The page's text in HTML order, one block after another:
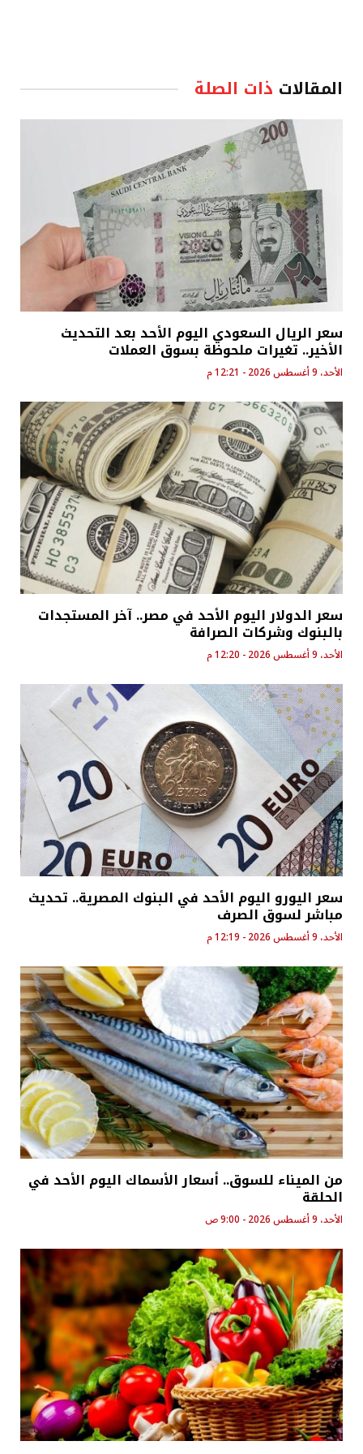
المقالات ذات الصلة
سعر الريال السعودي اليوم الأحد بعد التحديث
الأخير.. تغيرات ملحوظة بسوق العملات
الأحد، 9 أغسطس 2026 - 12:21 م
سعر الدولار اليوم الأحد في مصر.. آخر المستجدات
بالبنوك وشركات الصرافة
الأحد، 9 أغسطس 2026 - 12:20 م
سعر اليورو اليوم الأحد في البنوك المصرية.. تحديث
مباشر لسوق الصرف
الأحد، 9 أغسطس 2026 - 12:19 م
من الميناء للسوق.. أسعار الأسماك اليوم الأحد في
الحلقة
الأحد، 9 أغسطس 2026 - 9:00 ص